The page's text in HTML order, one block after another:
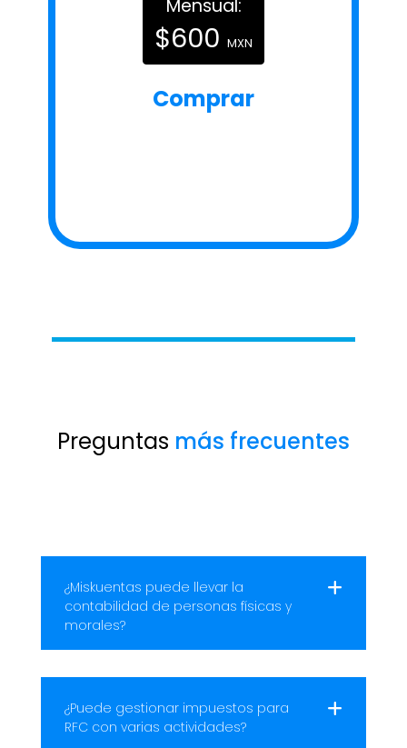
Mensual:
$600 MXN
Comprar
Preguntas más frecuentes
¿Miskuentas puede llevar la
contabilidad de personas físicas y
morales?
¿Puede gestionar impuestos para
RFC con varias actividades?